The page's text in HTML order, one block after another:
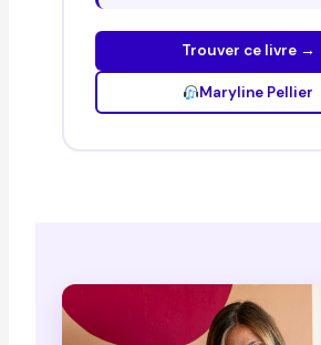
Trouver ce livre →
Maryline Pellier